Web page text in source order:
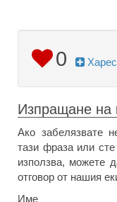
0
Изпращане на
Ако забелязвате
тази фраза или
използва, можете
отговор от нашия
Име